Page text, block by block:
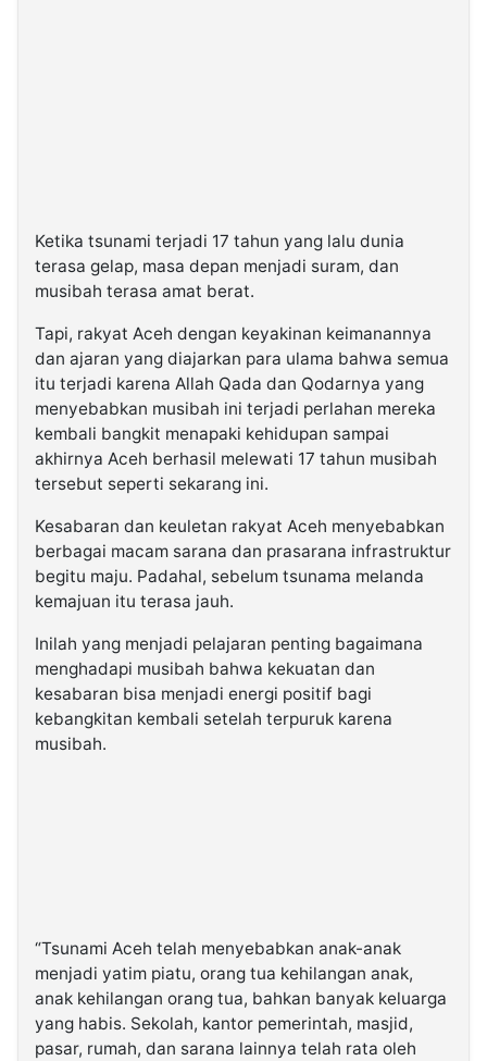
Ketika tsunami terjadi 17 tahun yang lalu dunia
terasa gelap, masa depan menjadi suram, dan
musibah terasa amat berat.
Tapi, rakyat Aceh dengan keyakinan keimanannya
dan ajaran yang diajarkan para ulama bahwa semua
itu terjadi karena Allah Qada dan Qodarnya yang
menyebabkan musibah ini terjadi perlahan mereka
kembali bangkit menapaki kehidupan sampai
akhirnya Aceh berhasil melewati 17 tahun musibah
tersebut seperti sekarang ini.
Kesabaran dan keuletan rakyat Aceh menyebabkan
berbagai macam sarana dan prasarana infrastruktur
begitu maju. Padahal, sebelum tsunama melanda
kemajuan itu terasa jauh.
Inilah yang menjadi pelajaran penting bagaimana
menghadapi musibah bahwa kekuatan dan
kesabaran bisa menjadi energi positif bagi
kebangkitan kembali setelah terpuruk karena
musibah.
“Tsunami Aceh telah menyebabkan anak-anak
menjadi yatim piatu, orang tua kehilangan anak,
anak kehilangan orang tua, bahkan banyak keluarga
yang habis. Sekolah, kantor pemerintah, masjid,
pasar, rumah, dan sarana lainnya telah rata oleh